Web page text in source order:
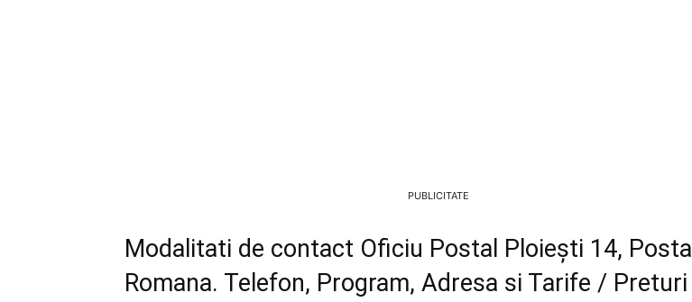
PUBLICITATE
Modalitati de contact Oficiu Postal Ploieşti 14, Posta
Romana. Telefon, Program, Adresa si Tarife / Preturi